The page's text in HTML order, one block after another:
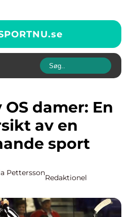
se
av en
sport
Pettersson
Redaktionel